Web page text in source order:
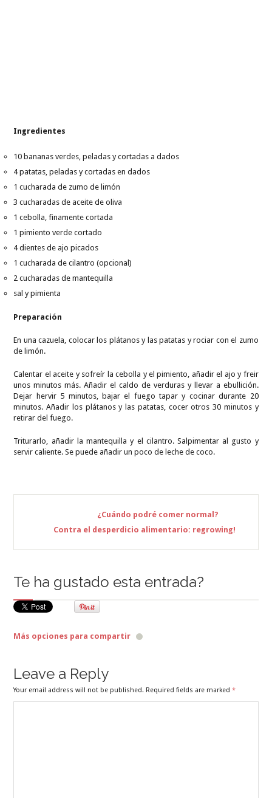
Ingredientes
10 bananas verdes, peladas y cortadas a dados
4 patatas, peladas y cortadas en dados
1 cucharada de zumo de limón
3 cucharadas de aceite de oliva
1 cebolla, finamente cortada
1 pimiento verde cortado
4 dientes de ajo picados
1 cucharada de cilantro (opcional)
2 cucharadas de mantequilla
sal y pimienta
Preparación
En una cazuela, colocar los plátanos y las patatas y rociar con el zumo
de limón.
Calentar el aceite y sofreír la cebolla y el pimiento, añadir el ajo y freir
unos minutos más. Añadir el caldo de verduras y llevar a ebullición.
Dejar hervir 5 minutos, bajar el fuego tapar y cocinar durante 20
minutos. Añadir los plátanos y las patatas, cocer otros 30 minutos y
retirar del fuego.
Triturarlo, añadir la mantequilla y el cilantro. Salpimentar al gusto y
servir caliente. Se puede añadir un poco de leche de coco.
¿Cuándo podré comer normal?
Contra el desperdicio alimentario: regrowing!
Te ha gustado esta entrada?
Más opciones para compartir
Leave a Reply
Your email address will not be published. Required fields are marked*